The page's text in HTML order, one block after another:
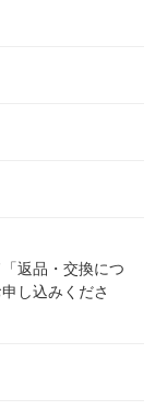
返品・交換につ
し込みくださ